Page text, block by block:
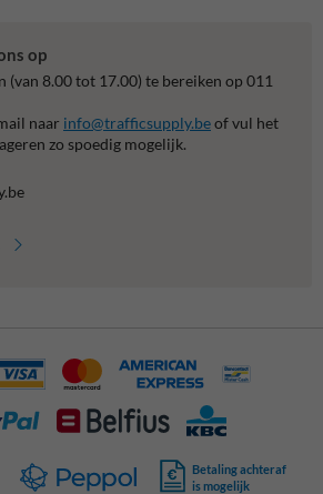
op
(van 8.00 tot 17.00) te bereiken op 011
naar info@trafficsupply.beof vul het
zo spoedig mogelijk.
Betaling achteraf
is mogelijk